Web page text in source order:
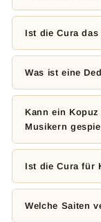
Ist die Cura
Was ist eine
Kann ein
Musikern
Ist die Cura für
Welche Saiten